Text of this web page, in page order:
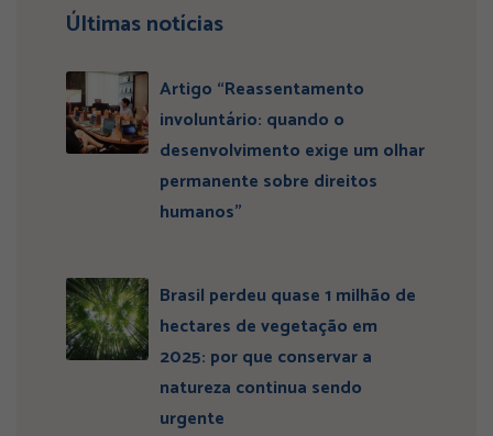
Últimas notícias
Artigo “Reassentamento
involuntário: quando o
desenvolvimento exige um olhar
permanente sobre direitos
humanos”
Brasil perdeu quase 1 milhão de
hectares de vegetação em
2025: por que conservar a
natureza continua sendo
urgente